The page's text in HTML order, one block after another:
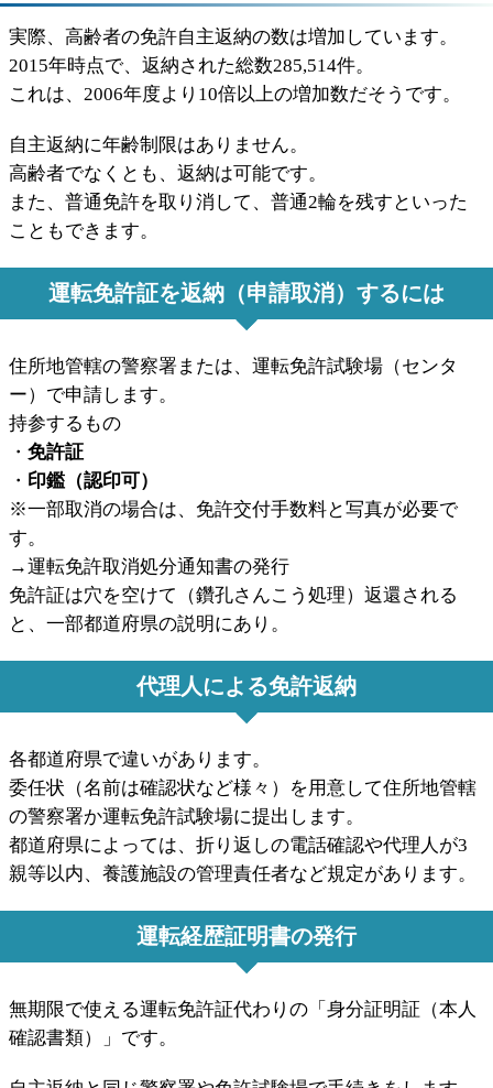
実際、高齢者の免許自主返納の数は増加しています。
2015年時点で、返納された総数285,514件。
これは、2006年度より10倍以上の増加数だそうです。
自主返納に年齢制限はありません。
高齢者でなくとも、返納は可能です。
また、普通免許を取り消して、普通2輪を残すといった
こともできます。
運転免許証を返納（申請取消）するには
住所地管轄の警察署または、運転免許試験場（センタ
ー）で申請します。
持参するもの
・ 免許証
・ 印鑑（認印可）
※一部取消の場合は、免許交付手数料と写真が必要で
す。
→運転免許取消処分通知書の発行
免許証は穴を空けて（鑽孔さんこう処理）返還される
と、一部都道府県の説明にあり。
代理人による免許返納
各都道府県で違いがあります。
委任状（名前は確認状など様々）を用意して住所地管轄
の警察署か運転免許試験場に提出します。
都道府県によっては、折り返しの電話確認や代理人が3
親等以内、養護施設の管理責任者など規定があります。
運転経歴証明書の発行
無期限で使える運転免許証代わりの「身分証明証（本人
確認書類）」です。